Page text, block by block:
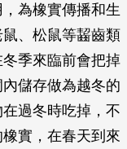
為橡實傳播和生
、松鼠等齧齒類
季來臨前會把掉
儲存做為越冬的
過冬時吃掉，不
實，在春天到來